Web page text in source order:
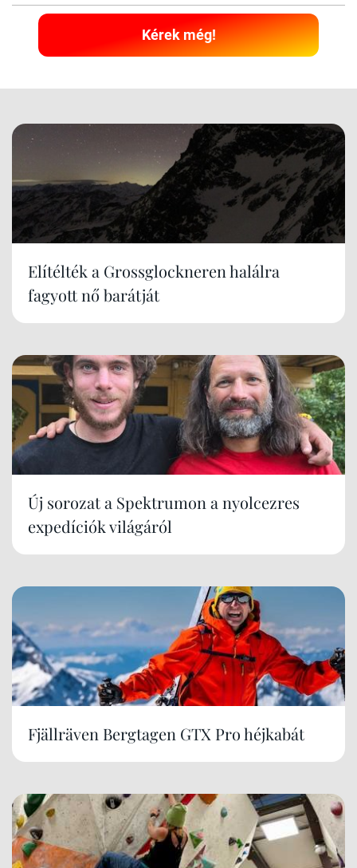
Kérek még!
Elítélték a Grossglockneren halálra
fagyott nő barátját
Új sorozat a Spektrumon a nyolcezres
expedíciók világáról
Fjällräven Bergtagen GTX Pro héjkabát